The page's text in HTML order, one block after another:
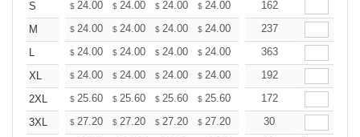
S $ 24.00 $ 24.00 $ 24.00 $ 24.00 24.00
162
M
$ 24.00 $ 24.00 $ 24.00 $ 24.00 24.00
237
L
$ 24.00 $ 24.00 $ 24.00 $ 24.00 24.00
363
XL
$ 24.00 $ 24.00 $ 24.00 $ 24.00 24.00
192
2XL
$ 25.60 $ 25.60 $ 25.60 $ 25.60 25.60
172
3XL
$ 27.20 $ 27.20 $ 27.20 $ 27.20 27.20
30